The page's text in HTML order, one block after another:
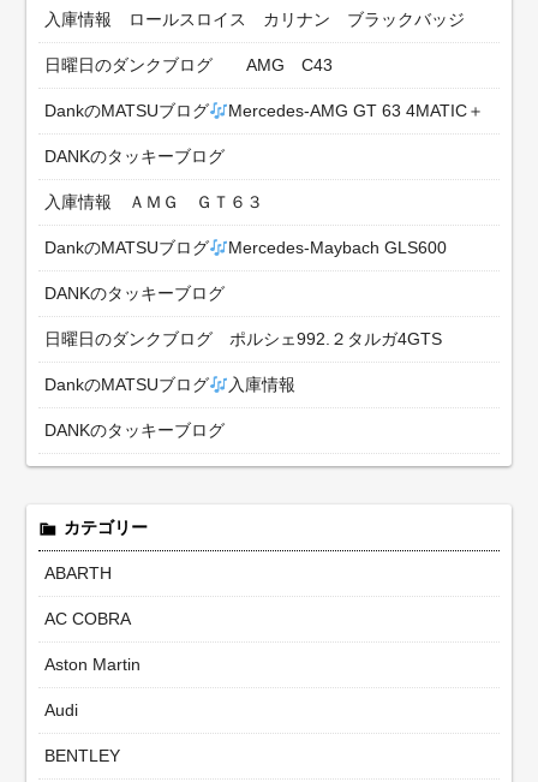
入庫情報 ロールスロイス カリナン ブラックバッジ
日曜日のダンクブログ AMG C43
DankのMATSUブログ Mercedes-AMG GT 63 4MATIC＋
DANKのタッキーブログ
入庫情報 ＡＭＧ ＧＴ６３
DankのMATSUブログ Mercedes-Maybach GLS600
DANKのタッキーブログ
日曜日のダンクブログ ポルシェ992.２タルガ4GTS
DankのMATSUブログ 入庫情報
DANKのタッキーブログ
カテゴリー
ABARTH
AC COBRA
Aston Martin
Audi
BENTLEY